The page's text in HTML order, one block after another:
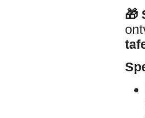
🎁